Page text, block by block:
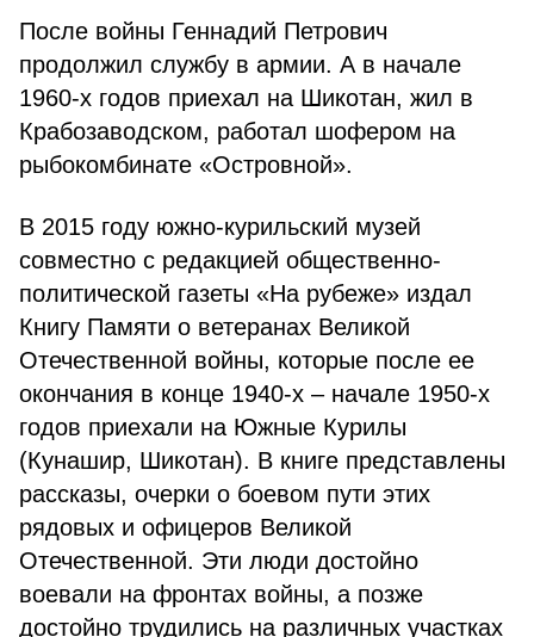
После войны Геннадий Петрович
продолжил службу в армии. А в начале
1960-х годов приехал на Шикотан, жил в
Крабозаводском, работал шофером на
рыбокомбинате «Островной».
В 2015 году южно-курильский музей
совместно с редакцией общественно-
политической газеты «На рубеже» издал
Книгу Памяти о ветеранах Великой
Отечественной войны, которые после ее
окончания в конце 1940-х – начале 1950-х
годов приехали на Южные Курилы
(Кунашир, Шикотан). В книге представлены
рассказы, очерки о боевом пути этих
рядовых и офицеров Великой
Отечественной. Эти люди достойно
воевали на фронтах войны, а позже
достойно трудились на различных участках